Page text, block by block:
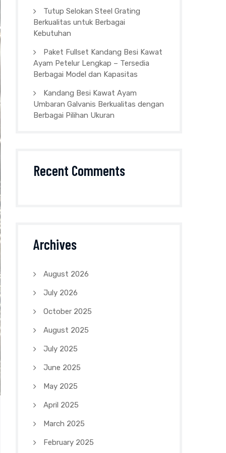
Tutup Selokan Steel Grating
Berkualitas untuk Berbagai
Kebutuhan
Paket Fullset Kandang Besi Kawat
Ayam Petelur Lengkap – Tersedia
Berbagai Model dan Kapasitas
Kandang Besi Kawat Ayam
Umbaran Galvanis Berkualitas dengan
Berbagai Pilihan Ukuran
Recent Comments
Archives
August 2026
July 2026
October 2025
August 2025
July 2025
June 2025
May 2025
April 2025
March 2025
February 2025